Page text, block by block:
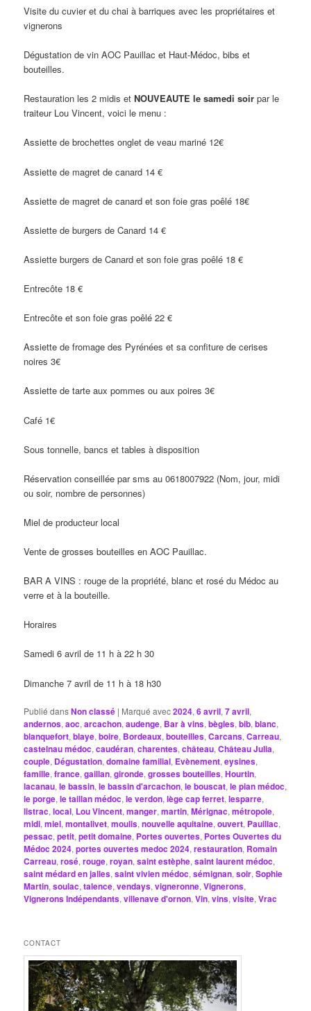
Visite du cuvier et du chai à barriques avec les propriétaires et
vignerons
Dégustation de vin AOC Pauillac et Haut-Médoc, bibs et
bouteilles.
Restauration les 2 midis etNOUVEAUTE le samedi soir par le
traiteur Lou Vincent, voici le menu :
Assiette de brochettes onglet de veau mariné 12€
Assiette de magret de canard 14 €
Assiette de magret de canard et son foie gras poêlé 18€
Assiette de burgers de Canard 14 €
Assiette burgers de Canard et son foie gras poêlé 18 €
Entrecôte 18 €
Entrecôte et son foie gras poêlé 22 €
Assiette de fromage des Pyrénées et sa confiture de cerises
noires 3€
Assiette de tarte aux pommes ou aux poires 3€
Café 1€
Sous tonnelle, bancs et tables à disposition
Réservation conseillée par sms au 0618007922 (Nom, jour, midi
ou soir, nombre de personnes)
Miel de producteur local
Vente de grosses bouteilles en AOC Pauillac.
BAR A VINS : rouge de la propriété, blanc et rosé du Médoc au
verre et à la bouteille.
Horaires
Samedi 6 avril de 11 h à 22 h 30
Dimanche 7 avril de 11 h à 18 h30
Publié dansNon classé | Marqué avec2024,6 avril,7 avril,
andernos,aoc,arcachon,audenge, Bar à vins,bègles,bib,blanc,
blanquefort,blaye,boire, Bordeaux,bouteilles,Carcans,Carreau,
castelnau médoc,caudéran,charentes,château,Château Julia,
couple, Dégustation,domaine familial, Evènement,eysines,
famille,france,gaillan,gironde,grosses bouteilles,Hourtin,
lacanau,le bassin,le bassin d'arcachon,le bouscat,le pian médoc,
le porge,le taillan médoc,le verdon,lège cap ferret,lesparre,
listrac,local, Lou Vincent,manger,martin,Mérignac,métropole,
midi,miel,montalivet,moulis,nouvelle aquitaine,ouvert, Pauillac,
pessac,petit,petit domaine, Portes ouvertes, Portes Ouvertes du
Médoc 2024,portes ouvertes medoc 2024,restauration, Romain
Carreau,rosé,rouge,royan,saint estèphe,saint laurent médoc,
saint médard en jalles,saint vivien médoc,sémignan,soir,Sophie
Martin,soulac,talence,vendays,vigneronne,Vignerons,
Vignerons Indépendants,villenave d'ornon,Vin,vins,visite,Vrac
CONTACT